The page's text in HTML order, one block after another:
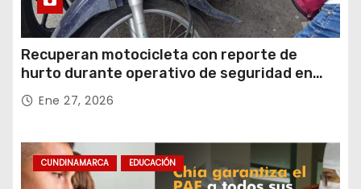
Recuperan motocicleta con reporte de
hurto durante operativo de seguridad en
Rafael Uribe Uribe
Ene 27, 2026
CUNDINAMARCA EDUCACIÓN